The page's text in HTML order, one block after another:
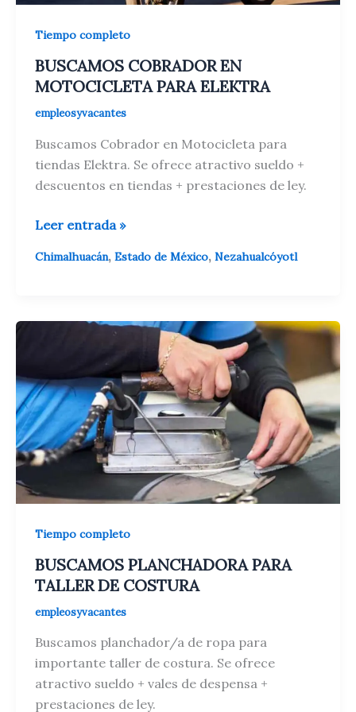
Tiempo completo
BUSCAMOS COBRADOR EN
MOTOCICLETA PARA ELEKTRA
empleosyvacantes
Buscamos Cobrador en Motocicleta para
tiendas Elektra. Se ofrece atractivo sueldo +
descuentos en tiendas + prestaciones de ley.
BUSCAMOS
EN
ELEKTRA
Leer entrada »
Chimalhuacán, Estado de México, Nezahualcóyotl
Tiempo completo
BUSCAMOS PLANCHADORA PARA
TALLER DE COSTURA
empleosyvacantes
Buscamos planchador/a de ropa para
importante taller de costura. Se ofrece
atractivo sueldo + vales de despensa +
prestaciones de ley.